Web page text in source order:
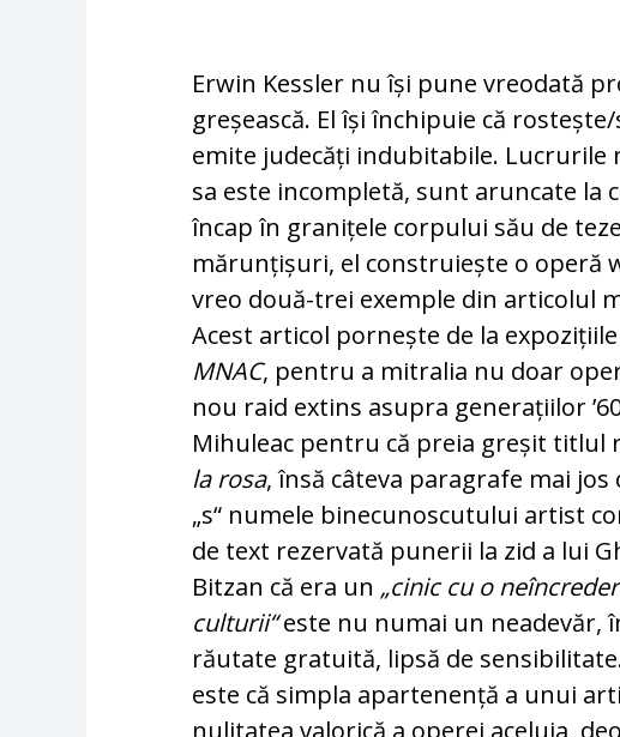
Erwin Kessler nu își pune vreodată
greșească. El își închipuie că
emite judecăți indubitabile. Lucrurile
sa este incompletă, sunt aruncate
încap în granițele corpului său de
mărunțișuri, el construiește o operă
vreo două-trei exemple din articolul
Acest articol pornește de la
MNAC, pentru a mitralia nu doar
nou raid extins asupra generațiilor
Mihuleac pentru că preia greșit titlul
la rosa, însă câteva paragrafe mai
„s“ numele binecunoscutului artist
de text rezervată punerii la zid a lui
Bitzan că era un „cinic cu o
culturii“este nu numai un neadevăr,
răutate gratuită, lipsă de
este că simpla apartenență a unui